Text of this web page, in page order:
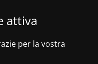
attiva
per la vostra